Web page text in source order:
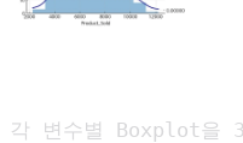
각 변수별 Boxplot을 3